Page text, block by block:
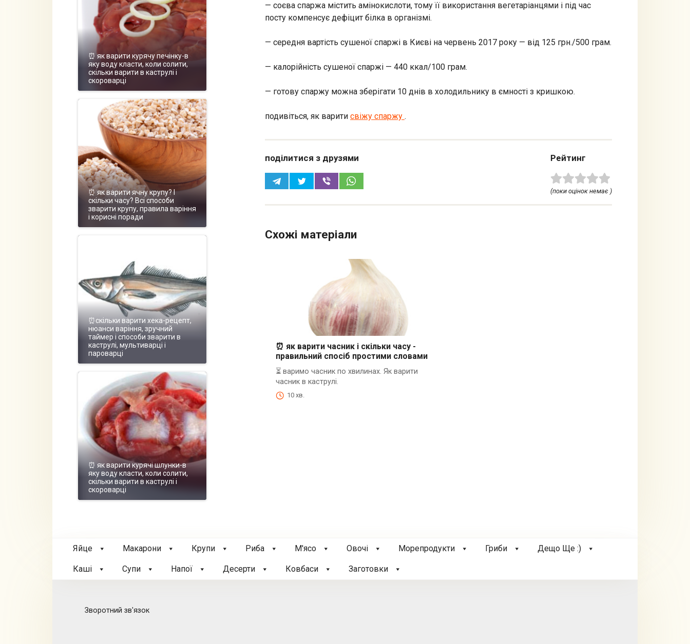
— соєва спаржа містить амінокислоти, тому її використання вегетаріанцями і під час
посту компенсує дефіцит білка в організмі.
— середня вартість сушеної спаржі в Києві на червень 2017 року — від 125 грн./500 грам.
— калорійність сушеної спаржі — 440 ккал/100 грам.
— готову спаржу можна зберігати 10 днів в холодильнику в ємності з кришкою.
подивіться, як варити свіжу спаржу .
поділитися з друзями Рейтинг
(поки оцінок немає )
Схожі матеріали
⏰ як варити часник і скільки часу -
правильний спосіб простими словами
⏳ варимо часник по хвилинах. Як варити
часник в каструлі.
10 хв.
⏰ як варити курячу печінку-в
яку воду класти, коли солити,
скільки варити в каструлі і
скороварці
⏰ як варити ячну крупу? І
скільки часу? Всі способи
зварити крупу, правила варіння
і корисні поради
⏰скільки варити хека-рецепт,
нюанси варіння, зручний
таймер і способи зварити в
каструлі, мультиварці і
пароварці
⏰ як варити курячі шлунки-в
яку воду класти, коли солити,
скільки варити в каструлі і
скороварці
Яйце Макарони Крупи Риба М'ясо Овочі Морепродукти Гриби Дещо Ще :)
Каші Супи Напої Десерти Ковбаси Заготовки
Зворотний зв'язок